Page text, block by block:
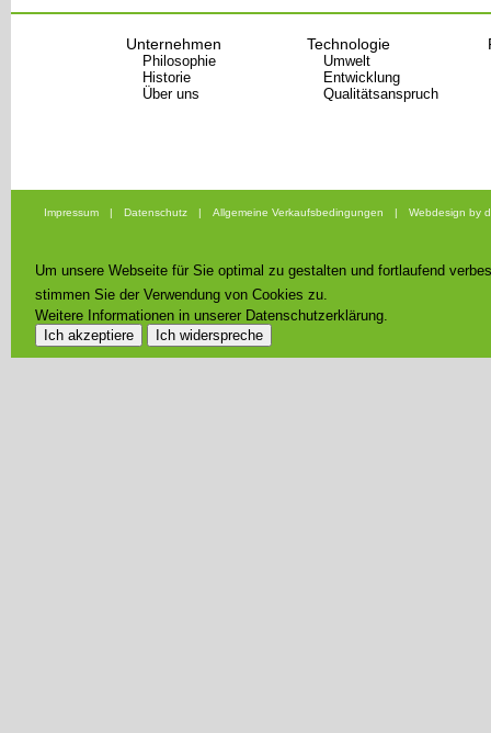
Unternehmen
Philosophie
Historie
Über uns
Technologie
Umwelt
Entwicklung
Qualitätsanspruch
Impressum | Datenschutz | Allgemeine Verkaufsbedingungen | Webdesign by
Um unsere Webseite für Sie optimal zu gestalten und fortlaufend
stimmen Sie der Verwendung von Cookies zu.
Weitere Informationen in unserer Datenschutzerklärung.
Ich akzeptiere
Ich widerspreche